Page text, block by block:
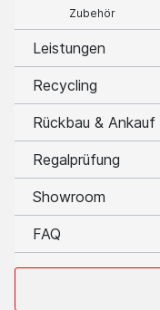
Zubehör
Leistungen
Recycling
Rückbau & Ankauf
Regalprüfung
Showroom
FAQ